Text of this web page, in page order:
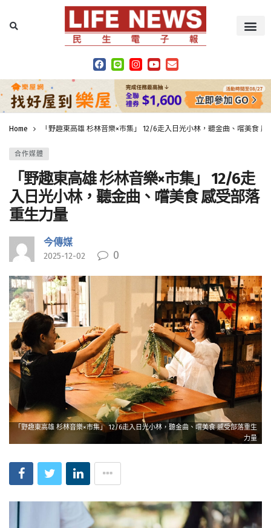
Home 「野趣東高雄 杉林音樂×市集」 12/6走入日光小林，聽金曲、嚐美食
合作媒體
「野趣東高雄 杉林音樂×市集」 12/6走
入日光小林，聽金曲、嚐美食 感受部落
重生力量
今傳媒
2025-12-02 0
「野趣東高雄 杉林音樂×市集」 12/6走入日光小林，聽金曲、嚐美食 感受部落重生
力量